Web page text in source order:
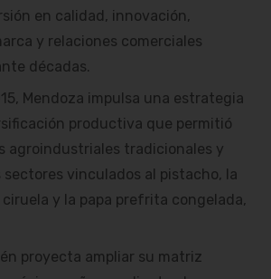
en calidad, innovación,
y relaciones comerciales
décadas.
Mendoza impulsa una estrategia
productiva que permitió
agroindustriales tradicionales y
vinculados al pistacho, la
ciruela y la papa prefrita congelada,
proyecta ampliar su matriz